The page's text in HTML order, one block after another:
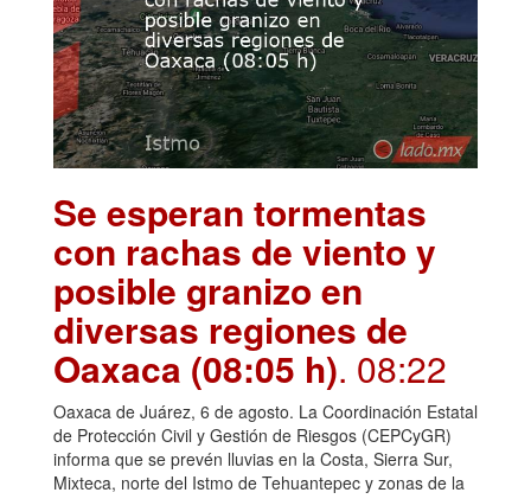
Se esperan tormentas
con rachas de viento y
posible granizo en
diversas regiones de
Oaxaca (08:05 h). 08:22
Oaxaca de Juárez, 6 de agosto. La Coordinación Estatal
de Protección Civil y Gestión de Riesgos (CEPCyGR)
informa que se prevén lluvias en la Costa, Sierra Sur,
Mixteca, norte del Istmo de Tehuantepec y zonas de la